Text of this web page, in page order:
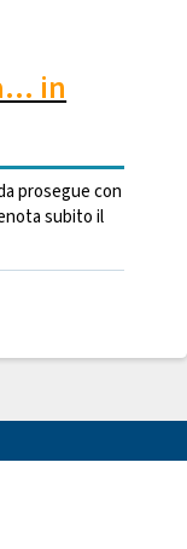
in
prosegue con
subito il